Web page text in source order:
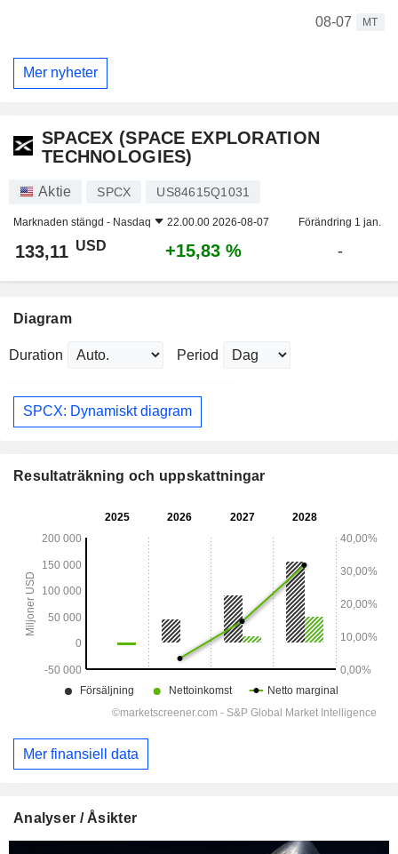
08-07
MT
Mer nyheter
SPACEX (SPACE EXPLORATION
TECHNOLOGIES)
Aktie SPCX US84615Q1031
Marknaden stängd - Nasdaq 22.00.00 2026-08-07 Förändring 1 jan.
133,11 USD +15,83 % -
Diagram
Duration Period
SPCX: Dynamiskt diagram
Resultaträkning och uppskattningar
Mer finansiell data
Analyser / Åsikter